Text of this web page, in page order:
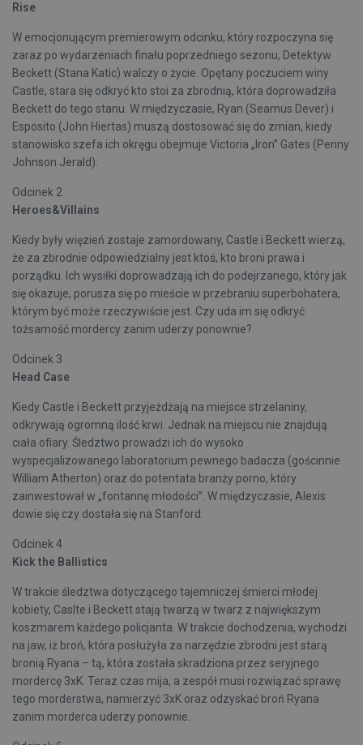
Rise
W emocjonującym premierowym odcinku, który rozpoczyna się
zaraz po wydarzeniach finału poprzedniego sezonu, Detektyw
Beckett (Stana Katic) walczy o życie. Opętany poczuciem winy
Castle, stara się odkryć kto stoi za zbrodnią, która doprowadziła
Beckett do tego stanu. W międzyczasie, Ryan (Seamus Dever) i
Esposito (John Hiertas) muszą dostosować się do zmian, kiedy
stanowisko szefa ich okręgu obejmuje Victoria „Iron” Gates (Penny
Johnson Jerald).
Odcinek 2
Heroes&Villains
Kiedy były więzień zostaje zamordowany, Castle i Beckett wierzą,
że za zbrodnie odpowiedzialny jest ktoś, kto broni prawa i
porządku. Ich wysiłki doprowadzają ich do podejrzanego, który jak
się okazuje, porusza się po mieście w przebraniu superbohatera,
którym być może rzeczywiście jest. Czy uda im się odkryć
tożsamość mordercy zanim uderzy ponownie?
Odcinek 3
Head Case
Kiedy Castle i Beckett przyjeżdżają na miejsce strzelaniny,
odkrywają ogromną ilość krwi. Jednak na miejscu nie znajdują
ciała ofiary. Śledztwo prowadzi ich do wysoko
wyspecjalizowanego laboratorium pewnego badacza (gościnnie
William Atherton) oraz do potentata branży porno, który
zainwestował w „fontannę młodości”. W międzyczasie, Alexis
dowie się czy dostała się na Stanford.
Odcinek 4
Kick the Ballistics
W trakcie śledztwa dotyczącego tajemniczej śmierci młodej
kobiety, Caslte i Beckett stają twarzą w twarz z największym
koszmarem każdego policjanta. W trakcie dochodzenia, wychodzi
na jaw, iż broń, która posłużyła za narzędzie zbrodni jest starą
bronią Ryana – tą, która została skradziona przez seryjnego
mordercę 3xK. Teraz czas mija, a zespół musi rozwiązać sprawę
tego morderstwa, namierzyć 3xK oraz odzyskać broń Ryana
zanim morderca uderzy ponownie.